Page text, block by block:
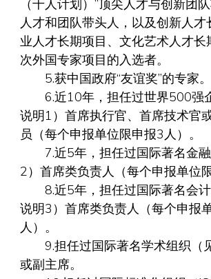
（千人计划）”顶尖人才与创新团
人才和团队带头人，以及创新人才
业人才长期项目、文化艺术人才长
次外国专家项目的入选者。
5.获中国政府“友谊奖”的专家。
6.近10年，担任过世界500强
说明1）首席执行官、首席技术官
员（每个申报单位限申报3人）。
7.近5年，担任过国际著名金融
2）首席类负责人（每个申报单位
8.近5年，担任过国际著名会计
说明3）首席类负责人（每个申报
人）。
9.担任过国际著名学术组织（
或副主席。